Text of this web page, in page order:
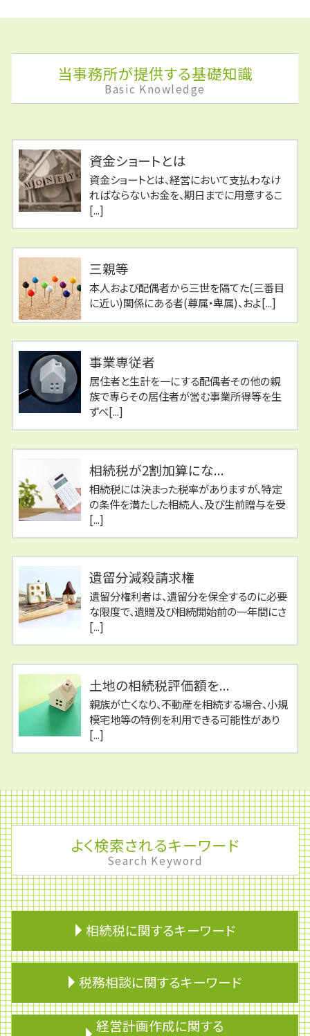
当事務所が提供する基礎知識
Basic Knowledge
資金ショートとは
資金ショートとは、経営において支払わなけ
ればならないお金を、期日までに用意するこ
[...]
三親等
本人および配偶者から三世を隔てた(三番目
に近い)関係にある者(尊属・卑属)、およ[...]
事業専従者
居住者と生計を一にする配偶者その他の親
族で専らその居住者が営む事業所得等を生
ずべ[...]
相続税が2割加算にな...
相続税には決まった税率がありますが、特定
の条件を満たした相続人、及び生前贈与を受
[...]
遺留分減殺請求権
遺留分権利者は、遺留分を保全するのに必要
な限度で、遺贈及び相続開始前の一年間にさ
[...]
土地の相続税評価額を...
親族が亡くなり、不動産を相続する場合、小規
模宅地等の特例を利用できる可能性があり
[...]
よく検索されるキーワード
Search Keyword
相続税に関するキーワード
生命保険 相続税
相続税 申告期限
税務相談に関するキーワード
節税対策 法人経営計画作成に関する